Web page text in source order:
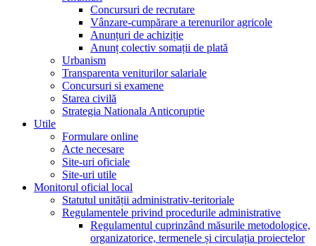
Concursuri de recrutare
Vânzare-cumpărare a terenurilor agricole
Anunțuri de achiziție
Anunț colectiv somații de plată
Urbanism
Transparenta veniturilor salariale
Concursuri si examene
Starea civilă
Strategia Nationala Anticoruptie
Utile
Formulare online
Acte necesare
Site-uri oficiale
Site-uri utile
Monitorul oficial local
Statutul unității administrativ-teritoriale
Regulamentele privind procedurile administrative
Regulamentul cuprinzând măsurile metodologice,
organizatorice, termenele și circulația proiectelor